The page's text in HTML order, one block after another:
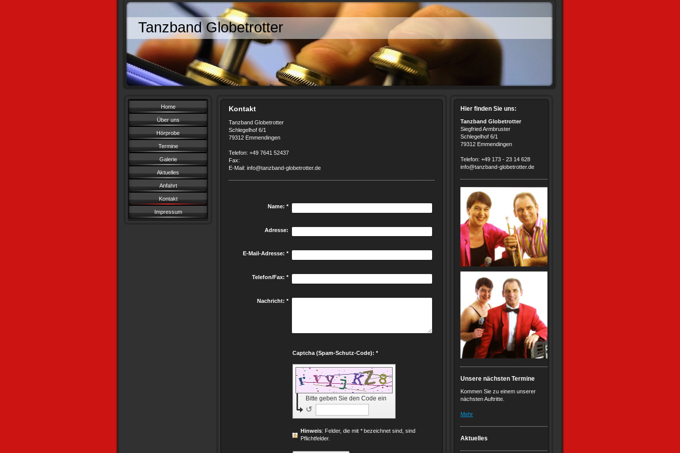
Tanzband Globetrotter
Home
Über uns
Hörprobe
Termine
Galerie
Aktuelles
Anfahrt
Kontakt
Impressum
Kontakt
Tanzband Globetrotter
Schlegelhof 6/1
79312 Emmendingen
Telefon: +49 7641 52437
Fax:
E-Mail: info@tanzband-globetrotter.de
Name: *
Adresse:
E-Mail-Adresse: *
Telefon/Fax: *
Nachricht: *
Captcha (Spam-Schutz-Code): *
Bitte geben Sie den Code ein
↺
Hinweis : Felder, die mit*bezeichnet sind, sind
Pflichtfelder.
Hier finden Sie uns:
Tanzband Globetrotter
Siegfried Armbruster
Schlegelhof 6/1
79312 Emmendingen
Telefon: +49 173 - 23 14 628
info@tanzband-globetrotter.de
Unsere nächsten Termine
Kommen Sie zu einem unserer
nächsten Auftritte.
Mehr
Aktuelles